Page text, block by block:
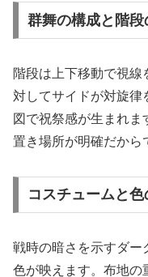
群舞の構成と階段
階段は上下移動で視線
対してサイドが対旋
図で祝祭感が生まれ
置き場所が明確だから
コスチュームと色
戦時の暗さを示すダー
色が映えます。布地の